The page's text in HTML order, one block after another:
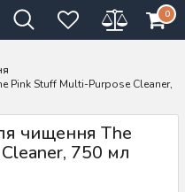
0
Pink Stuff Multi-Purpose Cleaner,
чищення The
750 мл